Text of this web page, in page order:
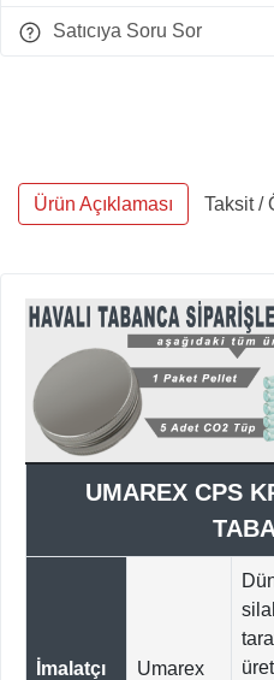
Satıcıya Soru Sor
Ürün Açıklaması Taksit /
UMAREX CPS
İmalatçı Umarex